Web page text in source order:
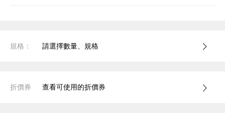
規格： 請選擇數量、規格
折價券 查看可使用的折價券